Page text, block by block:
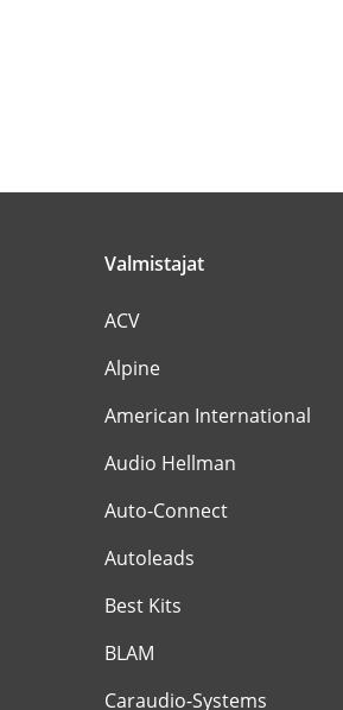
Valmistajat
ACV
Alpine
American International
Audio Hellman
Auto-Connect
Autoleads
Best Kits
BLAM
Caraudio-Systems